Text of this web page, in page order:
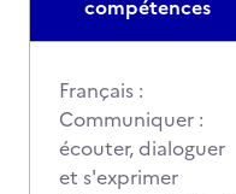
compétences
Français :
Communiquer :
écouter, dialoguer
et s'exprimer